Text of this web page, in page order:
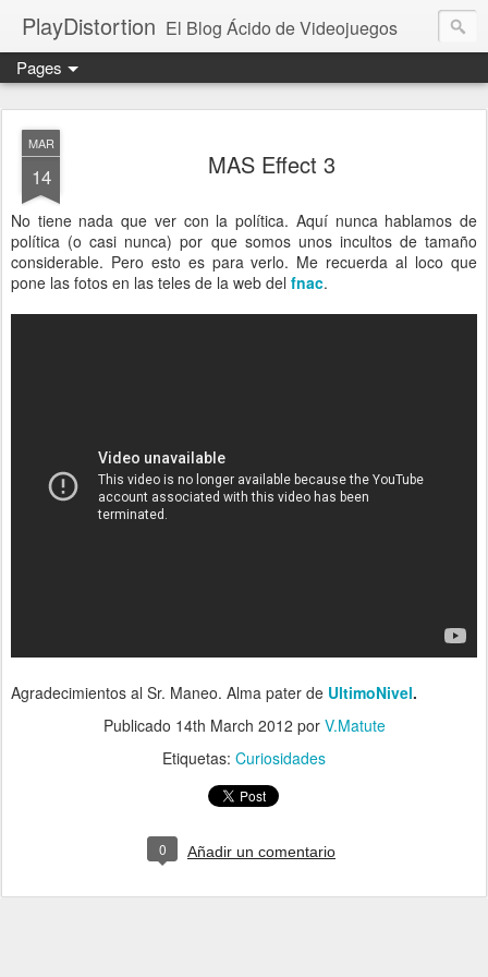
PlayDistortion El Blog Ácido de Videojuegos
Pages
MAR
14 MAS Effect 3
No tiene nada que ver con la política. Aquí nunca hablamos de
política (o casi nunca) por que somos unos incultos de tamaño
considerable. Pero esto es para verlo. Me recuerda al loco que
pone las fotos en las teles de la web del fnac.
Agradecimientos al Sr. Maneo. Alma pater de UltimoNivel.
Publicado 14th March 2012 por V.Matute
Etiquetas: Curiosidades
0 Añadir un comentario